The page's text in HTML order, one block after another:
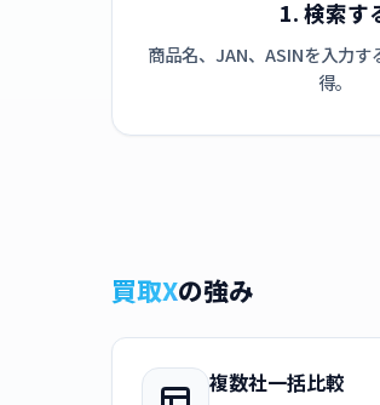
1. 検索す
商品名、JAN、ASINを入力す
得。
買取Xの強み
複数社一括比較